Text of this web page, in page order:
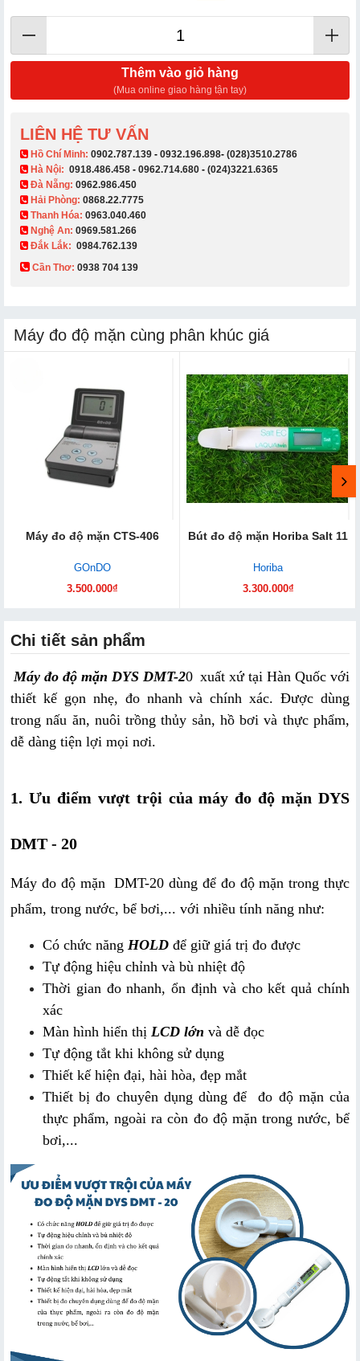
Thêm vào giỏ hàng
(Mua online giao hàng tận tay)
LIÊN HỆ TƯ VẤN
​ Hồ Chí Minh: 0902.787.139 - 0932.196.898- (028)3510.2786
Hà Nội: 0918.486.458 - 0962.714.680 - (024)3221.6365
Đà Nẵng: 0962.986.450
Hải Phòng: 0868.22.7775
Thanh Hóa: 0963.040.460
Nghệ An: 0969.581.266
Đắk Lắk: 0984.762.139
Cần Thơ: 0938 704 139​
Máy đo độ mặn cùng phân khúc giá
Máy đo độ mặn CTS-406
GOnDO
3.500.000₫
Bút đo độ mặn Horiba Salt 11
Horiba
3.300.000₫
Chi tiết sản phẩm
Máy đo độ mặn DYS DMT-20 xuất xứ tại Hàn Quốc với
thiết kế gọn nhẹ, đo nhanh và chính xác. Được dùng
trong nấu ăn, nuôi trồng thủy sản, hồ bơi và thực phẩm,
dễ dàng tiện lợi mọi nơi.
1. Ưu điểm vượt trội của máy đo độ mặn DYS
DMT - 20
Máy đo độ mặn  DMT-20 dùng để đo độ mặn trong thực
phẩm, trong nước, bể bơi,... với nhiều tính năng như:
Có chức năng HOLD để giữ giá trị đo được
Tự động hiệu chỉnh và bù nhiệt độ
Thời gian đo nhanh, ổn định và cho kết quả chính
xác
Màn hình hiển thị LCD lớn và dễ đọc
Tự động tắt khi không sử dụng
Thiết kế hiện đại, hài hòa, đẹp mắt
Thiết bị đo chuyên dụng dùng để  đo độ mặn của
thực phẩm, ngoài ra còn đo độ mặn trong nước, bể
bơi,...